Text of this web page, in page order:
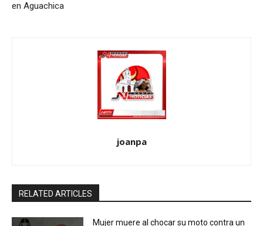
en Aguachica
joanpa
RELATED ARTICLES
Mujer muere al chocar su moto contra un